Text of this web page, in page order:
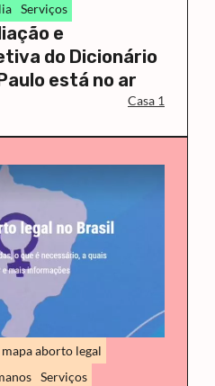
Serviços
e
do Dicionário
está no ar
Casa 1
mapa aborto legal
Serviços